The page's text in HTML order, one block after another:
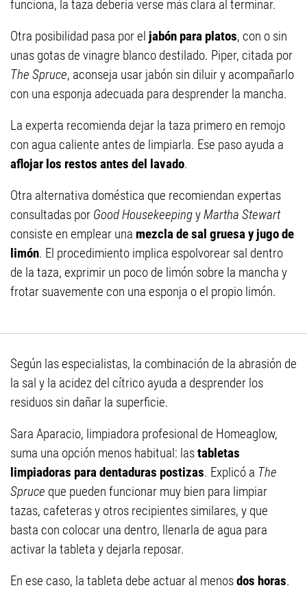
funciona, la taza debería verse más clara al terminar.
Otra posibilidad pasa por el jabón para platos, con o sin
unas gotas de vinagre blanco destilado. Piper, citada por
The Spruce, aconseja usar jabón sin diluir y acompañarlo
con una esponja adecuada para desprender la mancha.
La experta recomienda dejar la taza primero en remojo
con agua caliente antes de limpiarla. Ese paso ayuda a
aflojar los restos antes del lavado.
Otra alternativa doméstica que recomiendan expertas
consultadas por Good HousekeepingyMartha Stewart
consiste en emplear una mezcla de sal gruesa y jugo de
limón. El procedimiento implica espolvorear sal dentro
de la taza, exprimir un poco de limón sobre la mancha y
frotar suavemente con una esponja o el propio limón.
Según las especialistas, la combinación de la abrasión de
la sal y la acidez del cítrico ayuda a desprender los
residuos sin dañar la superficie.
Sara Aparacio, limpiadora profesional de Homeaglow,
suma una opción menos habitual: lastabletas
limpiadoras para dentaduras postizas. Explicó a The
Spruce que pueden funcionar muy bien para limpiar
tazas, cafeteras y otros recipientes similares, y que
basta con colocar una dentro, llenarla de agua para
activar la tableta y dejarla reposar.
En ese caso, la tableta debe actuar al menosdos horas.